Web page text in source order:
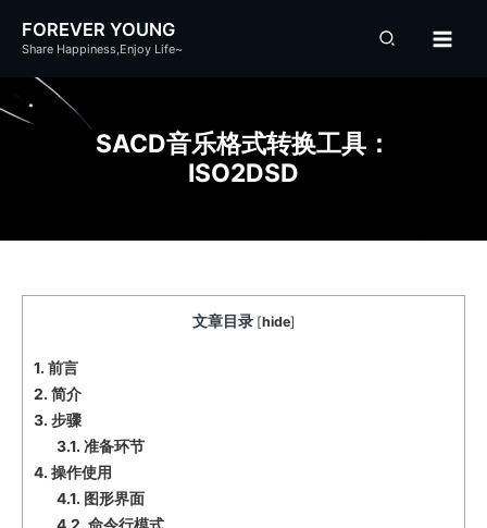
FOREVER YOUNG
Share Happiness,Enjoy Life~
SACD音乐格式转换工具：
ISO2DSD
文章目录 [hide]
1. 前言
2. 简介
3. 步骤
3.1. 准备环节
4. 操作使用
4.1. 图形界面
4.2. 命令行模式